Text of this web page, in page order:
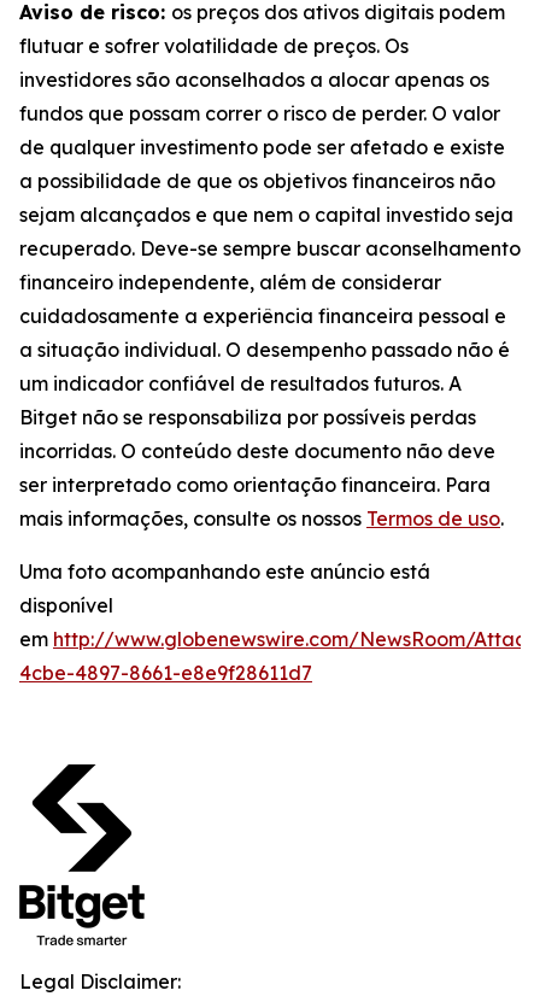
Aviso de risco: os preços dos ativos digitais podem
flutuar e sofrer volatilidade de preços. Os
investidores são aconselhados a alocar apenas os
fundos que possam correr o risco de perder. O valor
de qualquer investimento pode ser afetado e existe
a possibilidade de que os objetivos financeiros não
sejam alcançados e que nem o capital investido seja
recuperado. Deve-se sempre buscar aconselhamento
financeiro independente, além de considerar
cuidadosamente a experiência financeira pessoal e
a situação individual. O desempenho passado não é
um indicador confiável de resultados futuros. A
Bitget não se responsabiliza por possíveis perdas
incorridas. O conteúdo deste documento não deve
ser interpretado como orientação financeira. Para
mais informações, consulte os nossos Termos de uso.
Uma foto acompanhando este anúncio está
disponível
em http://www.globenewswire.com/NewsRoom/
4cbe-4897-8661-e8e9f28611d7
Legal Disclaimer: